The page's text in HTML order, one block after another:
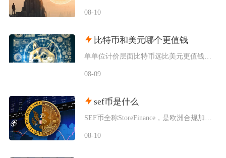
08-10
比特币和美元哪个更值钱
单单位计价层面比特币远比美元更值钱，但二者属于完全不同的价值载体，美元是全球通用主权法定货
08-09
sef币是什么
08-10